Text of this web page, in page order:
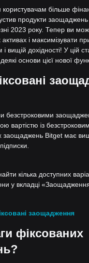
більше
продукти
2023 року. Тепер ви
і максимізувати
вищій дохідності! У цій
основи цієї нової
безстроковими
вартістю із
заощаджень Bitget має
кілька доступних
у вкладці
заощадження
фіксованих